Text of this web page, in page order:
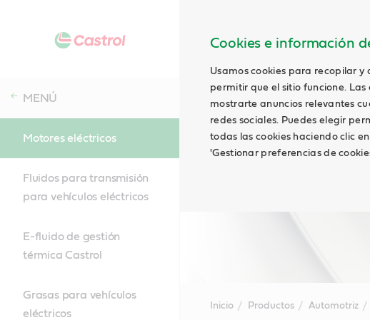
Cookies e información
Usamos cookies para recopilar
permitir que el sitio funcione. Las
mostrarte anuncios relevantes
redes sociales. Puedes elegir
todas las cookies haciendo clic
'Gestionar preferencias de
MENÚ
Motores eléctricos
Fluidos para transmisión
para vehículos eléctricos
E-fluido de gestión
térmica Castrol
Grasas para vehículos
eléctricos
Inicio Productos Automotriz